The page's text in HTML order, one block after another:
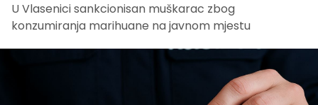
U Vlasenici sankcionisan muškarac zbog
konzumiranja marihuane na javnom mjestu